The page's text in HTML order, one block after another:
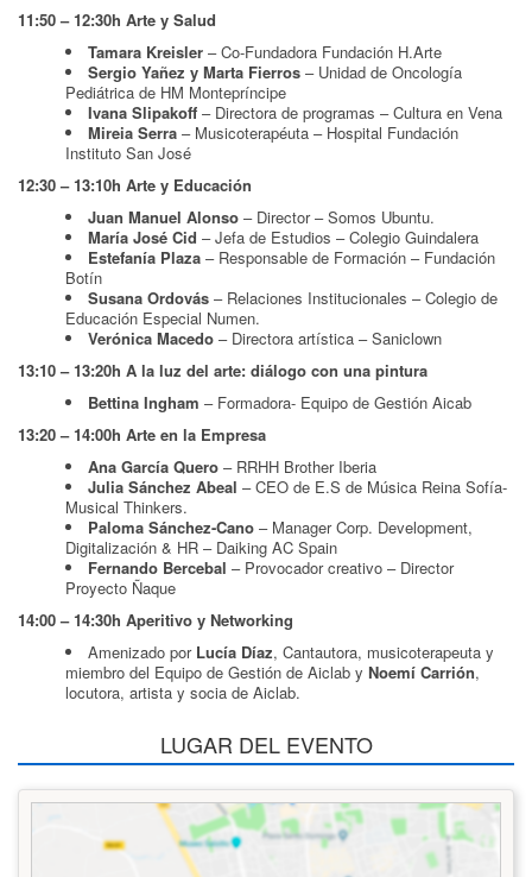
11:50 – 12:30h Arte y Salud
Tamara Kreisler – Co-Fundadora Fundación H.Arte
Sergio Yañez y Marta Fierros – Unidad de Oncología
Pediátrica de HM Montepríncipe
Ivana Slipakoff – Directora de programas – Cultura en Vena
Mireia Serra – Musicoterapéuta – Hospital Fundación
Instituto San José
12:30 – 13:10h Arte y Educación
Juan Manuel Alonso – Director – Somos Ubuntu.
María José Cid – Jefa de Estudios – Colegio Guindalera
Estefanía Plaza – Responsable de Formación – Fundación
Botín
Susana Ordovás – Relaciones Institucionales – Colegio de
Educación Especial Numen.
Verónica Macedo – Directora artística – Saniclown
13:10 – 13:20h A la luz del arte: diálogo con una pintura
Bettina Ingham – Formadora- Equipo de Gestión Aicab
13:20 – 14:00h Arte en la Empresa
Ana García Quero – RRHH Brother Iberia
Julia Sánchez Abeal – CEO de E.S de Música Reina Sofía-
Musical Thinkers.
Paloma Sánchez-Cano – Manager Corp. Development,
Digitalización & HR – Daiking AC Spain
Fernando Bercebal – Provocador creativo – Director
Proyecto Ñaque
14:00 – 14:30h Aperitivo y Networking
Amenizado por Lucía Díaz, Cantautora, musicoterapeuta y
miembro del Equipo de Gestión de Aiclab y Noemí Carrión,
locutora, artista y socia de Aiclab.
LUGAR DEL EVENTO